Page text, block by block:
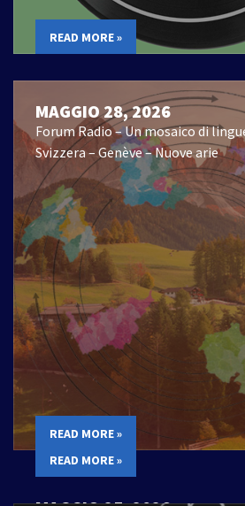
READ MORE »
MAGGIO 28, 2026
Forum Radio – Un mosaico di
Svizzera – Genève – Nuove arie
READ MORE »
READ MORE »